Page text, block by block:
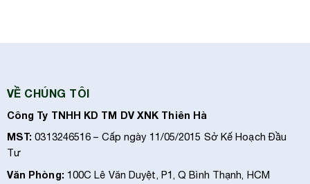
VỀ CHÚNG TÔI
Công Ty TNHH KD TM DV XNK Thiên Hà
MST: 0313246516 – Cấp ngày 11/05/2015 Sở Kế Hoạch Đầu
Tư
Văn Phòng: 100C Lê Văn Duyệt, P1, Q Bình Thạnh, HCM